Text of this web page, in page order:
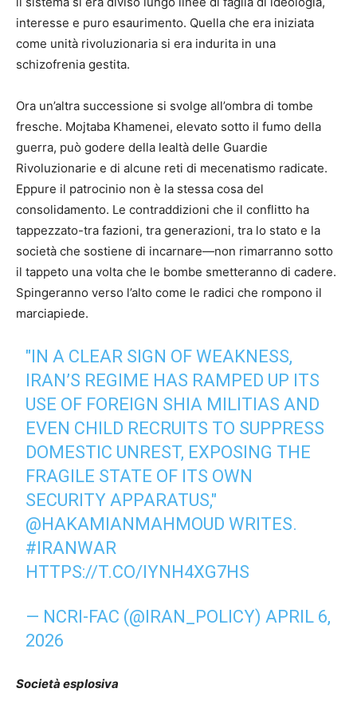
interesse e puro esaurimento. Quella che era iniziata
come unità rivoluzionaria si era indurita in una
schizofrenia gestita.
Ora un’altra successione si svolge all’ombra di tombe
fresche. Mojtaba Khamenei, elevato sotto il fumo della
guerra, può godere della lealtà delle Guardie
Rivoluzionarie e di alcune reti di mecenatismo radicate.
Eppure il patrocinio non è la stessa cosa del
consolidamento. Le contraddizioni che il conflitto ha
tappezzato-tra fazioni, tra generazioni, tra lo stato e la
società che sostiene di incarnare—non rimarranno sotto
il tappeto una volta che le bombe smetteranno di cadere.
Spingeranno verso l’alto come le radici che rompono il
marciapiede.
"IN A CLEAR SIGN OF WEAKNESS,
IRAN’S REGIME HAS RAMPED UP ITS
USE OF FOREIGN SHIA MILITIAS AND
EVEN CHILD RECRUITS TO SUPPRESS
DOMESTIC UNREST, EXPOSING THE
FRAGILE STATE OF ITS OWN
SECURITY APPARATUS,"
@HAKAMIANMAHMOUD WRITES.
#IRANWAR‌
HTTPS://T.CO/IYNH4XG7HS
— NCRI-FAC (@IRAN_POLICY) APRIL 6,
2026
Società esplosiva